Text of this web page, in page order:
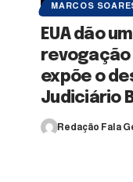
MARCOS
EUA dão
revogação
expõe o
Judiciário
Redação Fala